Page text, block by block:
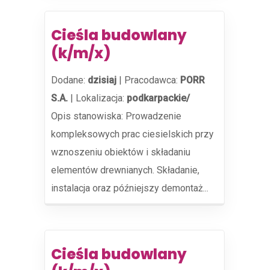
Cieśla budowlany
(k/m/x)
Dodane: dzisiaj | Pracodawca: PORR
S.A. | Lokalizacja: podkarpackie/
Opis stanowiska: Prowadzenie
kompleksowych prac ciesielskich przy
wznoszeniu obiektów i składaniu
elementów drewnianych. Składanie,
instalacja oraz późniejszy demontaż...
Cieśla budowlany